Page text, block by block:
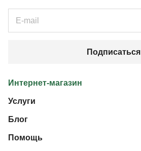
Подписаться
Интернет-магазин
Услуги
Блог
Помощь